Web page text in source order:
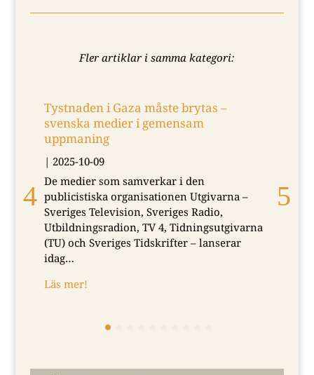
Fler artiklar i samma kategori:
Tystnaden i Gaza måste brytas –
svenska medier i gemensam
uppmaning
| 2025-10-09
De medier som samverkar i den
publicistiska organisationen Utgivarna –
Sveriges Television, Sveriges Radio,
Utbildningsradion, TV 4, Tidningsutgivarna
(TU) och Sveriges Tidskrifter – lanserar
idag…
Läs mer!